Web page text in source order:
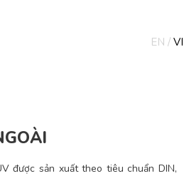
EN VI
được sản xuất theo tiêu chuẩn DIN,